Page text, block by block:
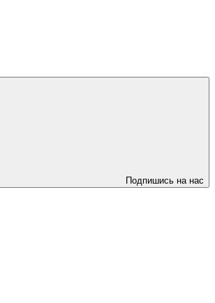
Подпишись на нас